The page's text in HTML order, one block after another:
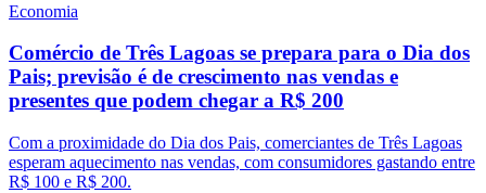
Economia
Comércio de Três Lagoas se prepara para o Dia dos
Pais; previsão é de crescimento nas vendas e
presentes que podem chegar a R$ 200
Com a proximidade do Dia dos Pais, comerciantes de Três Lagoas
esperam aquecimento nas vendas, com consumidores gastando entre
R$ 100 e R$ 200.